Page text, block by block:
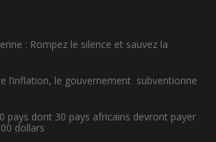
: Rompez le silence et sauvez la
l’inflation, le gouvernement subventionne
pays dont 30 pays africains devront payer
dollars